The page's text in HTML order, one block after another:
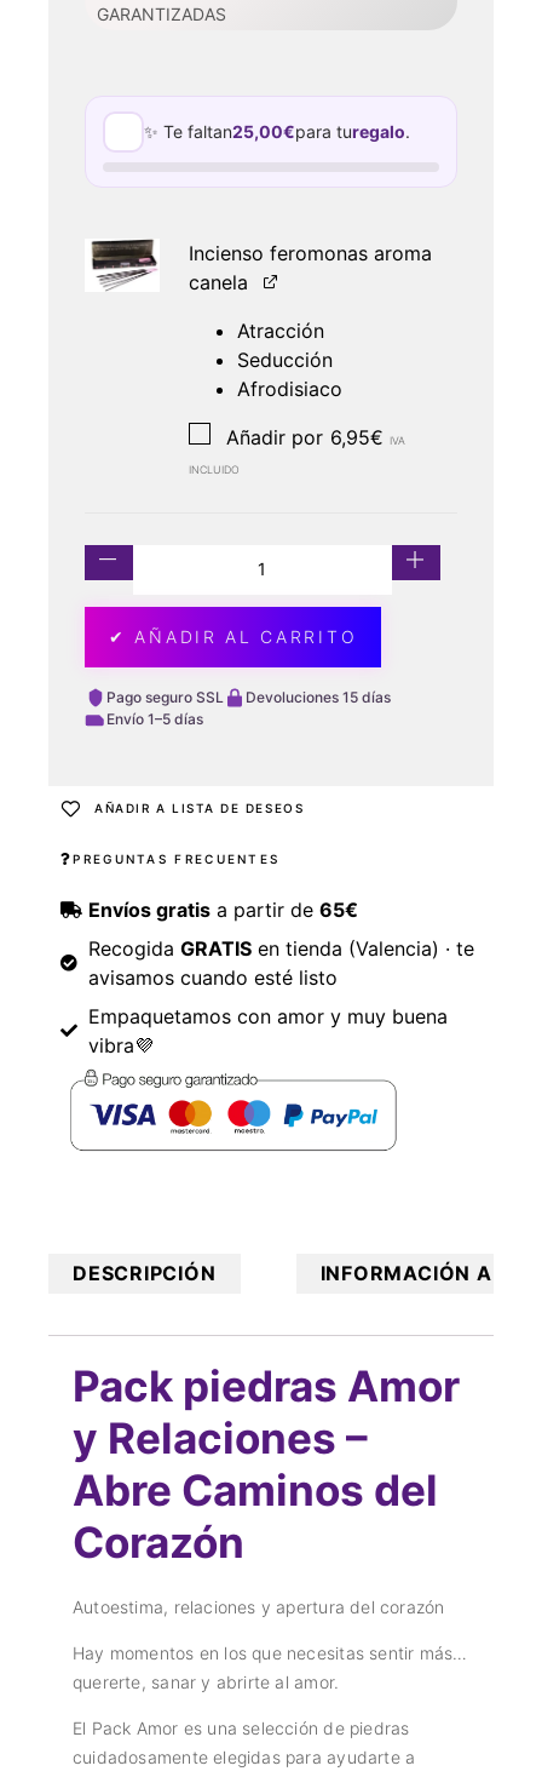
GARANTIZADAS
✨ Te faltan25,00€para turegalo.
Incienso feromonas aroma
canela
Atracción
Seducción
Afrodisiaco
Añadir por 6,95€ IVA
INCLUIDO
✔ AÑADIR AL CARRITO
Pago seguro SSL
Devoluciones 15 días
Envío 1–5 días
AÑADIR A LISTA DE DESEOS
PREGUNTAS FRECUENTES
Envíos gratisa partir de 65€
Recogida GRATISen tienda (Valencia) · te
avisamos cuando esté listo
Empaquetamos con amor y muy buena
vibra💜
DESCRIPCIÓN INFORMACIÓN
Pack piedras Amor
y Relaciones –
Abre Caminos del
Corazón
Autoestima, relaciones y apertura del corazón
Hay momentos en los que necesitas sentir más…
quererte, sanar y abrirte al amor.
El Pack Amor es una selección de piedras
cuidadosamente elegidas para ayudarte a